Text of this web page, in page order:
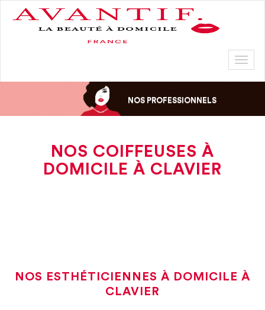
NOS PROFESSIONNELS
NOS COIFFEUSES À
DOMICILE À CLAVIER
NOS ESTHÉTICIENNES À DOMICILE À
CLAVIER